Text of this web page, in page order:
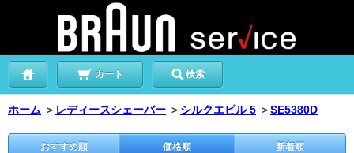
カート 検索
ホーム ＞ レディースシェーバー ＞ シルクエピル 5 ＞SE5380D
おすすめ順 価格順 新着順